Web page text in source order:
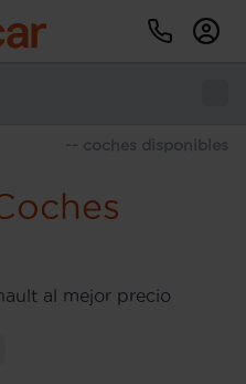
-- coches disponibles
al mejor precio